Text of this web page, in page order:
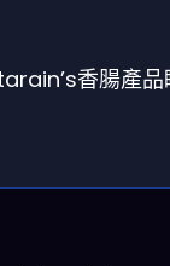
香腸產